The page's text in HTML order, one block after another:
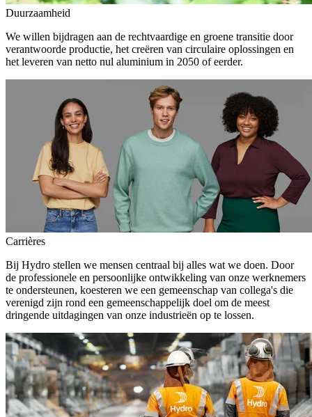
Duurzaamheid
We willen bijdragen aan de rechtvaardige en groene transitie door
verantwoorde productie, het creëren van circulaire oplossingen en
het leveren van netto nul aluminium in 2050 of eerder.
Carrières
Bij Hydro stellen we mensen centraal bij alles wat we doen. Door
de professionele en persoonlijke ontwikkeling van onze werknemers
te ondersteunen, koesteren we een gemeenschap van collega's die
verenigd zijn rond een gemeenschappelijk doel om de meest
dringende uitdagingen van onze industrieën op te lossen.